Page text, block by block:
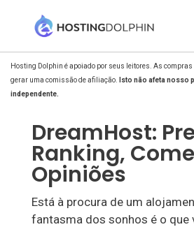
Hosting Dolphin é apoiado por seus leitores. As
gerar uma comissão de afiliação.
Isto não afeta nosso
independente.
DreamHost:
Ranking,
Opiniões
Está à procura de um
fantasma dos sonhos é o que